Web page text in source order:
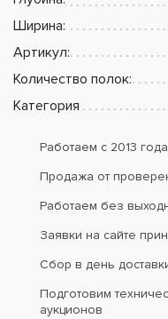
Ширина:
Артикул:
Количество полок:
Категория
Работаем с 2013 года
Продажа от
Работаем без
Заявки на сайте
Сбор в день
Подготовим
аукционов